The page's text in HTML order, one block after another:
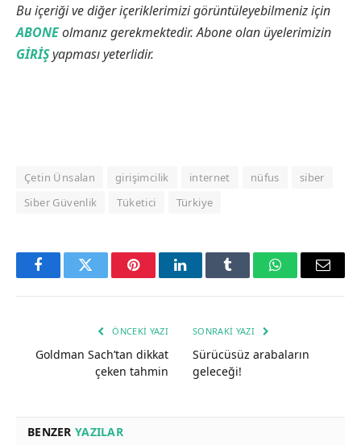
Bu içeriği ve diğer içeriklerimizi görüntüleyebilmeniz için
ABONEolmanız gerekmektedir. Abone olan üyelerimizin
GİRİŞyapması yeterlidir.
Çetin Ünsalan girişimcilik internet nüfus
siber
Siber Güvenlik
Tüketici Türkiye
FacebookTwitter PinterestLinkedInTumblr WhatsAppEmail
ÖNCEKI YAZI
Goldman Sach’tan dikkat
çeken tahmin
SONRAKI YAZI
Sürücüsüz arabaların
geleceği!
BENZER YAZILAR